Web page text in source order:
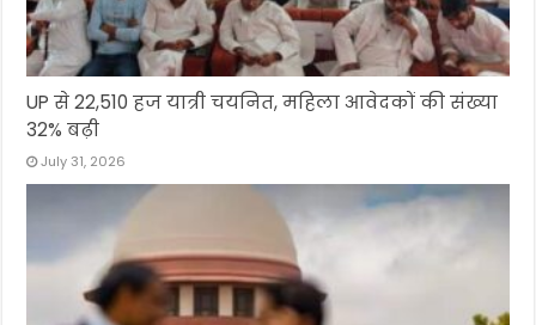
UP से 22,510 हज यात्री चयनित, महिला आवेदकों की संख्या
32% बढ़ी
July 31, 2026